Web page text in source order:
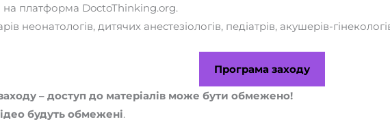
платформа DoctoThinking.org.
неонатологів, дитячих анестезіологів, педіатрів, акушерів-
Програма заходу
– доступ до матеріалів може бути обмежено!
будуть обмежені.